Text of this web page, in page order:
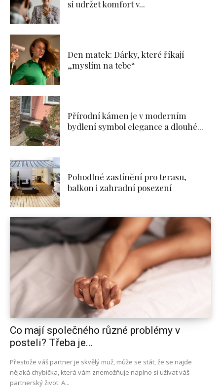
si udržet komfort v...
Den matek: Dárky, které říkají
„myslím na tebe“
Přírodní kámen je v moderním
bydlení symbol elegance a dlouhé...
Pohodlné zastínění pro terasu,
balkon i zahradní posezení
Co mají společného různé problémy v
posteli? Třeba je...
Přestože váš partner je skvělý muž, může se stát, že se najde
nějaká chybička, která vám znemožňuje naplno si užívat váš
partnerský život. A...